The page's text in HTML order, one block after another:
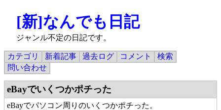
[新]なんでも日記
ジャンル不定の日記です。
カテゴリ 新着記事 過去ログ コメント
検索
問い合わせ
eBayでいくつかポチった
eBayでパソコン周りのいくつかポチった。